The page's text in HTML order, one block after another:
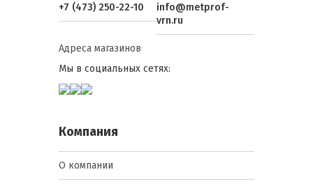
+7 (473) 250-22-10
info@metprof-
vrn.ru
Адреса магазинов
Мы в социальных сетях:
Компания
О компании